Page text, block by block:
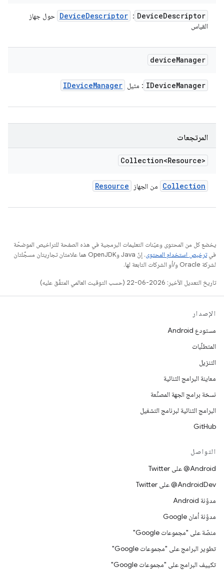
DeviceDescriptor
:
DeviceDescriptor
حول جهاز
القياس
deviceManager
IDeviceManager : مثيل IDeviceManager
المرتجعات
Collection<Resource>
Collection من الجهاز Resource
يخضع كل من المحتوى وعيّنات التعليمات البرمجية في هذه الصفحة للتراخيص الموضحّة
فيترخيص استخدام المحتوى
. إنّ Java وOpenJDK هما علامتان تجاريتان مسجَّلتان
لشركة Oracle و/أو الشركات التابعة لها.
تاريخ التعديل الأخير: 2026-06-22 (حسب التوقيت العالمي المتفَّق عليه)
الإصدار
مستودع Android
المتطلّبات
التنزيل
معاينة البرامج الثنائية
نسخة برامج الجهة المصنِّعة
البرامج الثنائية لبرنامج التشغيل
GitHub
التواصل
‎@Android على Twitter
‎@AndroidDev على Twitter
مدوّنة Android
مدوّنة أمان Google
منصّة على "مجموعات Google"
تطوير البرامج على "مجموعات Google"
تكييف البرامج على "مجموعات Google"